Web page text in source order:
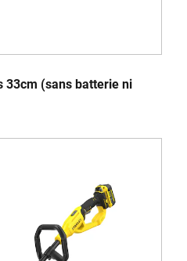
33cm (sans batterie ni